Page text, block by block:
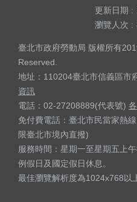
更新日期
瀏覽人次
臺北市政府勞動局 版權所有
Reserved.
地址：110204臺北市信義區市
資訊
電話：02-27208889(代表號)
免付費電話：臺北市民當家熱
限臺北市境內直撥)
服務時間：星期一至星期五上
例假日及國定假日休息。
最佳瀏覽解析度為1024x768以